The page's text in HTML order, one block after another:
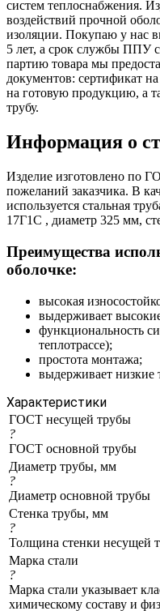
систем теплоснабжения.
воздействий прочной
изоляции. Покупаю у нас
5 лет, а срок службы ППУ
партию товара мы
документов: сертификат
на готовую продукцию, а
трубу.
Информация о
Изделие изготовлено по
пожеланий заказчика. В
используется стальная
17Г1С , диаметр 325 мм,
Преимущества
оболочке:
высокая
выдерживает
функциональность
теплотрассе);
простота монтажа;
выдерживает низкие
Характеристики
ГОСТ несущей трубы
?
ГОСТ основной трубы
Диаметр трубы, мм
?
Диаметр основной трубы
Стенка трубы, мм
?
Толщина стенки несущей
Марка стали
?
Марка стали указывает
химическому составу и